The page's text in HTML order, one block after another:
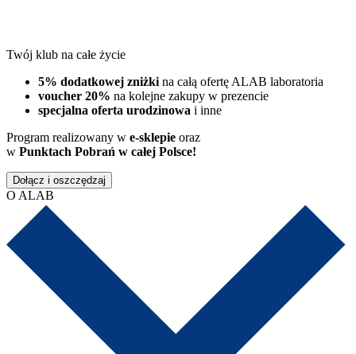
Twój klub na całe życie
5% dodatkowej zniżki na całą ofertę ALAB laboratoria
voucher 20% na kolejne zakupy w prezencie
specjalna oferta urodzinowa i inne
Program realizowany w e-sklepie oraz
w Punktach Pobrań w całej Polsce!
Dołącz i oszczędzaj
O ALAB